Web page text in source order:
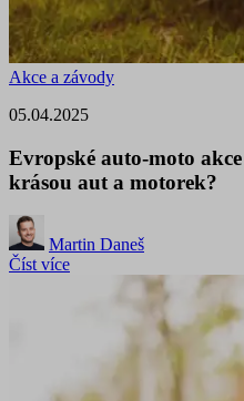
Akce a závody
05.04.2025
Evropské auto-moto
krásou aut a motorek?
Martin Daneš
Číst více